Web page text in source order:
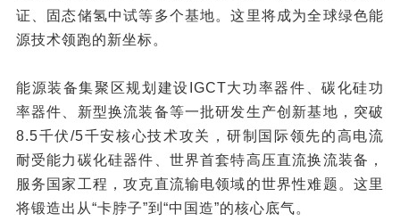
证、固态储氢中试等多个基地。这里将成为全球绿色能
源技术领跑的新坐标。
能源装备集聚区规划建设IGCT大功率器件、碳化硅功
率器件、新型换流装备等一批研发生产创新基地，突破
8.5千伏/5千安核心技术攻关，研制国际领先的高电流
耐受能力碳化硅器件、世界首套特高压直流换流装备，
服务国家工程，攻克直流输电领域的世界性难题。这里
将锻造出从“卡脖子”到“中国造”的核心底气。